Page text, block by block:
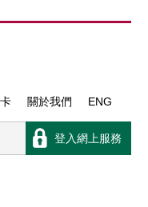
關於我們 ENG
登入網上服務